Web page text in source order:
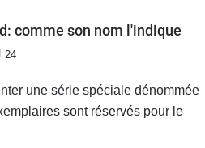
comme son nom l'indique
24
une série spéciale dénommée
sont réservés pour le